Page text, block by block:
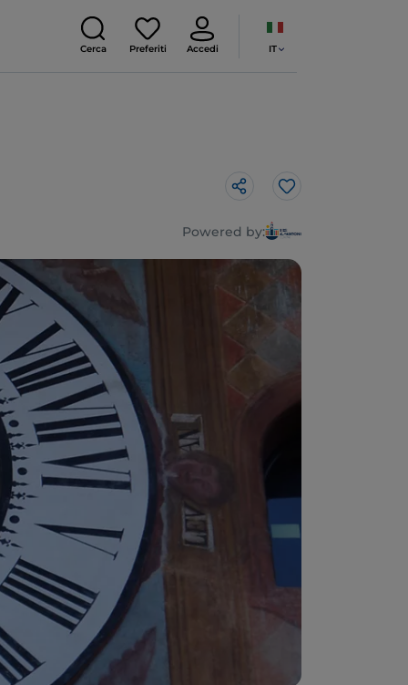
Cerca Preferiti Accedi IT
Like
Powered by: